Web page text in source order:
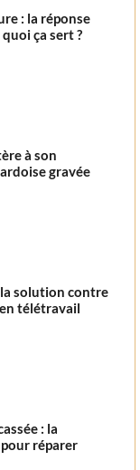
: la réponse
ça sert ?
à son
gravée
solution contre
télétravail
: la
réparer